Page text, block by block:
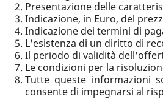
Presentazione delle
Indicazione, in Euro, del
Indicazione dei termini di
L'esistenza di un diritto di
Il periodo di validità
Le condizioni per la
Tutte queste informazioni
consente di impegnarsi al